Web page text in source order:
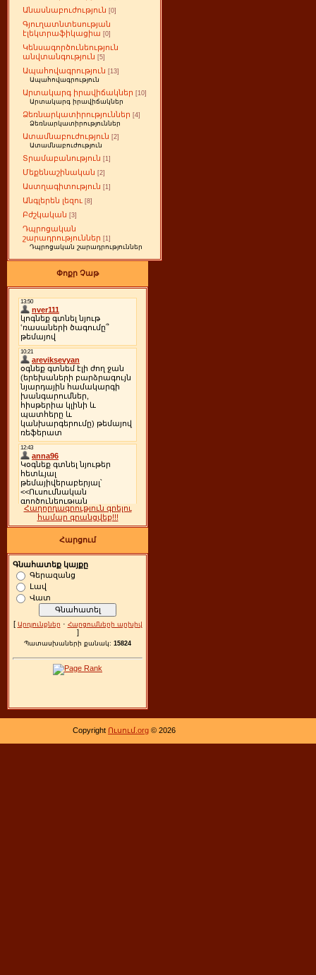
Անասնաբուժություն [0]
Գյուղատնտեսության
էլեկտրաֆիկացիա [0]
Կենսագործունեություն
անվտանգություն [5]
Ապահովագրություն [13]
Ապահովագրություն
Արտակարգ իրավիճակներ [10]
Արտակարգ իրավիճակներ
Ձեռնարկատիրություններ [4]
Ձեռնարկատիրություններ
Ատամնաբուժություն [2]
Ատամնաբուժություն
Տրամաբանություն [1]
Մեքենաշինական [2]
Աստղագիտություն [1]
Անգլերեն լեզու [8]
Բժշկական [3]
Դպրոցական
շարադրություններ [1]
Դպրոցական շարադրություններ
Փոքր Չաթ
Հաղորդագրություն գրելու
համար գրանցվեք!!!
Հարցում
Գնահատեք կայքը
Գերազանց
Լավ
Վատ
[ Արդյունքներ · Հարցումների արխիվ
]
Պատասխաների քանակ: 15824
Copyright Ուսում.org © 2026